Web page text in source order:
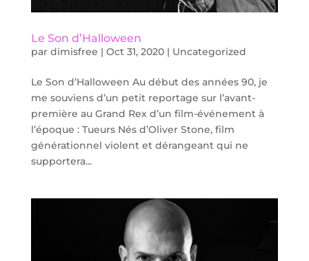
Le Son d’Halloween
par dimisfree | Oct 31, 2020| Uncategorized
Le Son d’Halloween Au début des années 90, je
me souviens d’un petit reportage sur l’avant-
première au Grand Rex d’un film-événement à
l’époque : Tueurs Nés d’Oliver Stone, film
générationnel violent et dérangeant qui ne
supportera...